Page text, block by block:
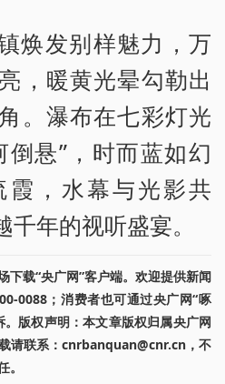
焕发别样魅力，万
，暖黄光晕勾勒出
。瀑布在七彩灯光
悬”，时而蓝如幻
，水幕与光影共
年的视听盛宴。
下载“央广网”客户端。欢迎提供新闻
0088；消费者也可通过央广网“啄
版权声明：本文章版权归属央广网
请联系：cnrbanquan@cnr.cn，不